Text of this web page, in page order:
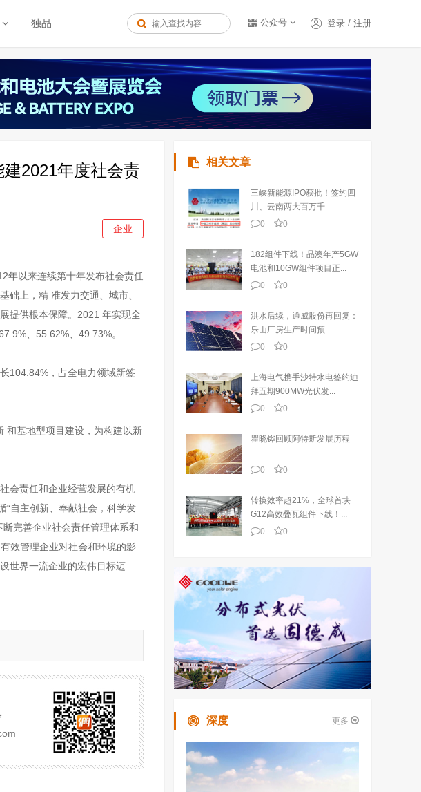
独品 登录 / 注册
公众号
2021年度社会责
企业
年以来连续第十年发布社会责任
础上，精 准发力交通、城市、
提供根本保障。2021 年实现全
、55.62%、49.73%。
104.84%，占全电力领域新签
和基地型项目建设，为构建以新
会责任和企业经营发展的有机
“自主创新、奉献社会，科学发
完善企业社会责任管理体系和
效管理企业对社会和环境的影
世界一流企业的宏伟目标迈
，
相关文章
三峡新能源IPO获批！签约四
川、云南两大百万千...
0
0
182组件下线！晶澳年产5GW
电池和10GW组件项目正...
0
0
洪水后续，通威股份再回复：
乐山厂房生产时间预...
0
0
上海电气携手沙特水电签约迪
拜五期900MW光伏发...
0
0
瞿晓铧回顾阿特斯发展历程
0 0
转换效率超21%，全球首块
G12高效叠瓦组件下线！...
0
0
深度 更多